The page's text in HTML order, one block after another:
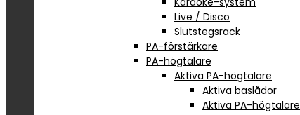
Live / Disco
Slutstegsrack
PA-förstärkare
PA-högtalare
Aktiva PA-högtalare
Aktiva baslådor
Aktiva PA-högtalare